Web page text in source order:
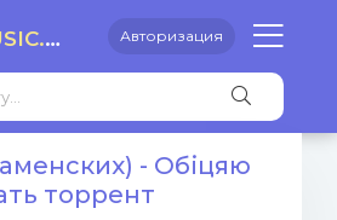
4SEASONSMUSIC.RU Авторизация
- Обіцяю
торрент